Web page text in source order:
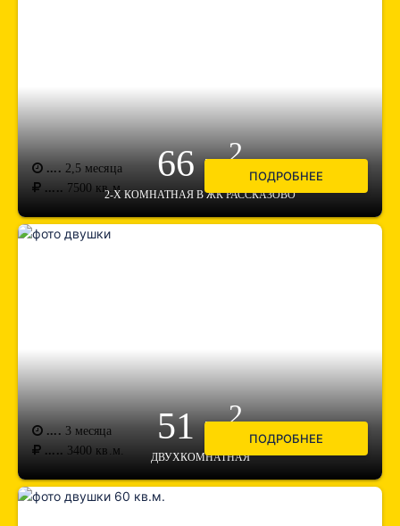
66 м2
2-Х КОМНАТНАЯ В ЖК РАССКАЗОВО
.... 2,5 месяца
..... 7500 кв.м.
ПОДРОБНЕЕ
51 м2
ДВУХКОМНАТНАЯ
.... 3 месяца
..... 3400 кв.м.
ПОДРОБНЕЕ